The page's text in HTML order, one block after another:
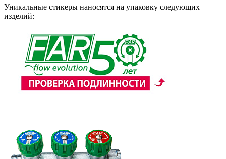
Уникальные стикеры наносятся на упаковку следующих
изделий: